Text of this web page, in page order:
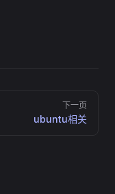
下一页
ubuntu相关